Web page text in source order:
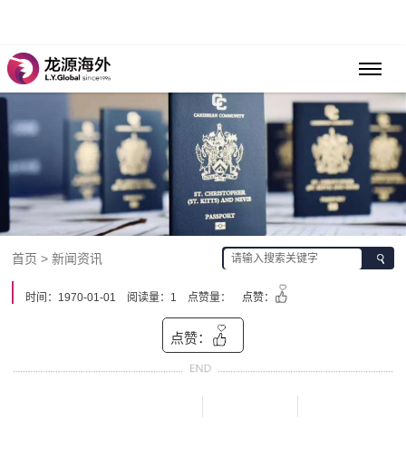
首页 > 新闻资讯
时间：1970-01-01 阅读量：1 点赞量： 点赞：
点赞：